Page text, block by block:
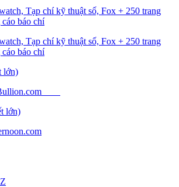
Tạp chí kỹ thuật số, Fox + 250 trang
báo chí
Tạp chí kỹ thuật số, Fox + 250 trang
báo chí
lớn)
lớn)